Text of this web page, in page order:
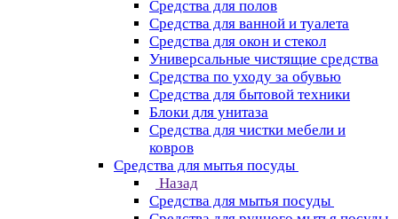
Средства для полов
Средства для ванной и туалета
Средства для окон и стекол
Универсальные чистящие средства
Средства по уходу за обувью
Средства для бытовой техники
Блоки для унитаза
Средства для чистки мебели и
ковров
Средства для мытья посуды
Назад
Средства для мытья посуды